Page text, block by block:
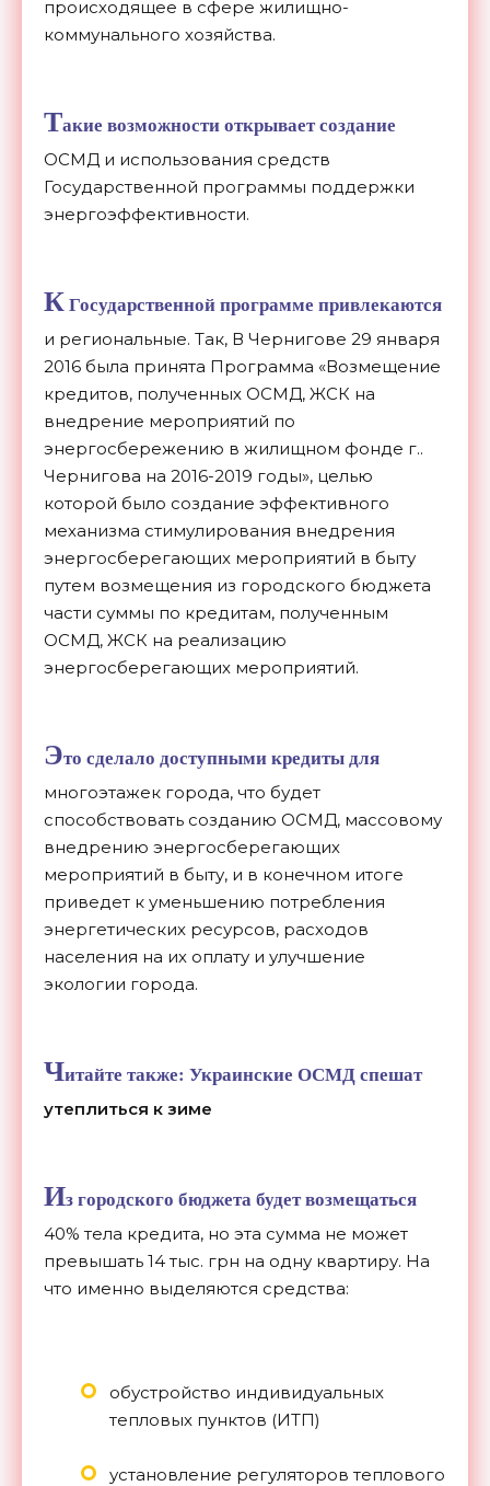
происходящее в сфере жилищно-
коммунального хозяйства.
Такие возможности открывает создание
ОСМД и использования средств
Государственной программы поддержки
энергоэффективности.
КГосударственной программе привлекаются
и региональные. Так, В Чернигове 29 января
2016 была принята Программа «Возмещение
кредитов, полученных ОСМД, ЖСК на
внедрение мероприятий по
энергосбережению в жилищном фонде г..
Чернигова на 2016-2019 годы», целью
которой было создание эффективного
механизма стимулирования внедрения
энергосберегающих мероприятий в быту
путем возмещения из городского бюджета
части суммы по кредитам, полученным
ОСМД, ЖСК на реализацию
энергосберегающих мероприятий.
Это сделало доступными кредиты для
многоэтажек города, что будет
способствовать созданию ОСМД, массовому
внедрению энергосберегающих
мероприятий в быту, и в конечном итоге
приведет к уменьшению потребления
энергетических ресурсов, расходов
населения на их оплату и улучшение
экологии города.
Читайте также: Украинские ОСМД спешат
утеплиться к зиме
Из городского бюджета будет возмещаться
40% тела кредита, но эта сумма не может
превышать 14 тыс. грн на одну квартиру. На
что именно выделяются средства:
обустройство индивидуальных
тепловых пунктов (ИТП)
установление регуляторов теплового